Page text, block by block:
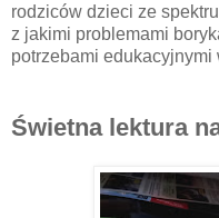
rodziców dzieci ze
z jakimi problemami
potrzebami edukacyjnymi
Świetna lektura